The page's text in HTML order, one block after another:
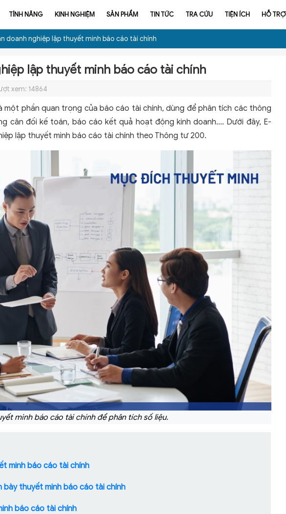
TÍNH NĂNG KINH NGHIỆM SẢN PHẨM TIN TỨC TRA CỨU TIỆN ÍCH HỖ TRỢ
doanh nghiệp lập thuyết minh báo cáo tài chính
lập thuyết minh báo cáo tài chính
xem: 14864
một phần quan trọng của báo cáo tài chính, dùng để phân tích các thông
cân đối kế toán, báo cáo kết quả hoạt động kinh doanh…. Dưới đây, E-
lập thuyết minh báo cáo tài chính theo Thông tư 200.
minh báo cáo tài chính để phân tích số liệu.
minh báo cáo tài chính
bày thuyết minh báo cáo tài chính
báo cáo tài chính